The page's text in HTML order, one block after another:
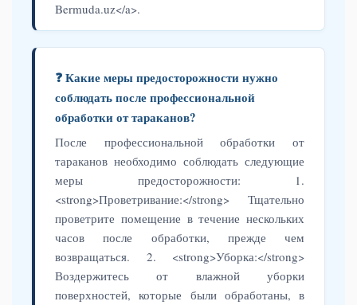
Bermuda.uz</a>.
❓ Какие меры предосторожности нужно
соблюдать после профессиональной
обработки от тараканов?
После профессиональной обработки от
тараканов необходимо соблюдать следующие
меры предосторожности: 1.
<strong>Проветривание:</strong> Тщательно
проветрите помещение в течение нескольких
часов после обработки, прежде чем
возвращаться. 2. <strong>Уборка:</strong>
Воздержитесь от влажной уборки
поверхностей, которые были обработаны, в